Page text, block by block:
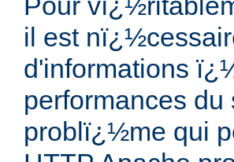
il est
d'informations
performances
problï¿½me qui